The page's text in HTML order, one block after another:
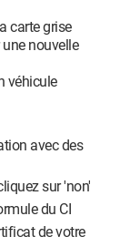
carte grise
nouvelle
véhicule
avec des
sur 'non'
du CI
de votre